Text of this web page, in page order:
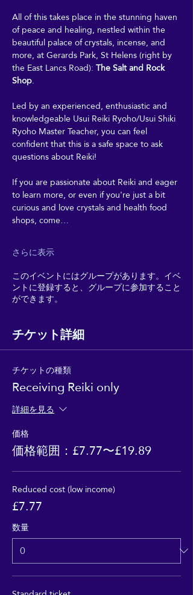
All of this takes place in the stunning haven
of peace and healing, nestled within the
beautiful palace of crystals, incense, and
more, at Gerards Park, St Helens (right by
the East Lancs Road): The Salt and Rock
Shop.
Led by an experienced, enthusiastic and
knowledgeable Usui Reiki Ryoho/Usui Shiki
Ryoho Master Teacher, you can feel
confident that this is a safe space to ask
questions about Reiki!
If you are passionate about Reiki and eager
to learn more, or even if you're just a bit
curious and love crystals and health food
shops, come…
さらに表示
このイベントにはグループがあります。イベ
ントに登録すると、グループに参加すること
ができます。
チケット詳細
チケットの種類
Receiving Reiki only
詳細を見る
価格
価格範囲：£7.77〜£19.89
Reduced cost (low income)
£7.77
数量